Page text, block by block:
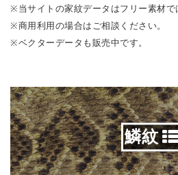
※当サイトの家紋データはフリー素材で
※商用利用の場合はご相談ください。
※ベクターデータも販売中です。
鱗紋